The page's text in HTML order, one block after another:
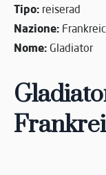
Tipo: reiserad
Nazione:
Nome: Gladiator